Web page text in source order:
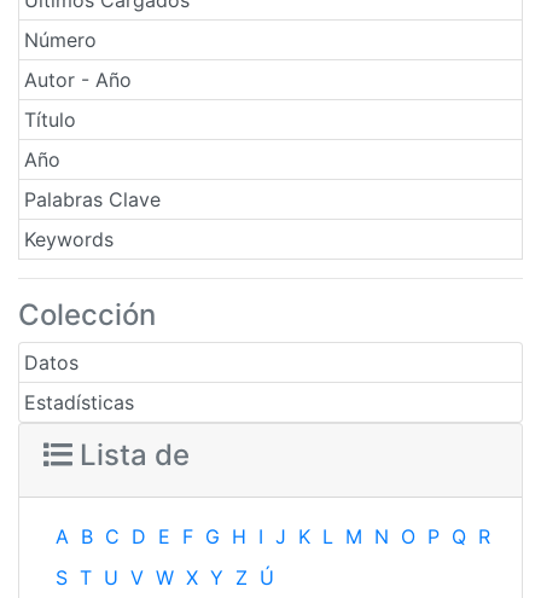
Número
Autor - Año
Título
Año
Palabras Clave
Keywords
Colección
Datos
Estadísticas
Lista de
A B C D E F G H I J K L M N O P Q R
S T U V W X Y Z Ú